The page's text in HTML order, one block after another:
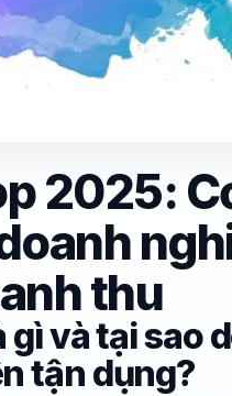
2025:
thu
gì và tại sao
tận dụng?